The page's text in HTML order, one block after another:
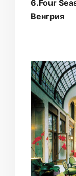
6.Four
Венгрия